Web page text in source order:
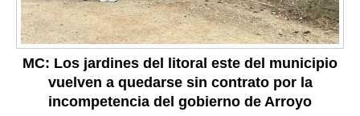
MC: Los jardines del litoral este del municipio
vuelven a quedarse sin contrato por la
incompetencia del gobierno de Arroyo